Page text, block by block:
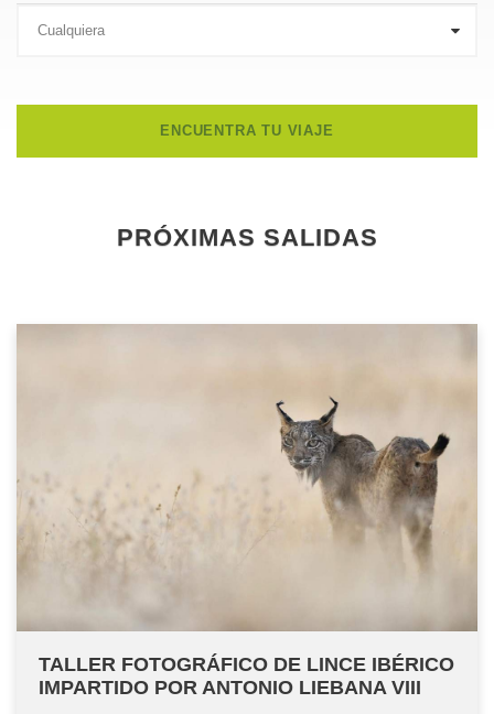
PRÓXIMAS SALIDAS
TALLER FOTOGRÁFICO DE LINCE IBÉRICO
IMPARTIDO POR ANTONIO LIEBANA VIII